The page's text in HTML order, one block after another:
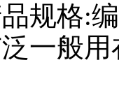
规格:
一般